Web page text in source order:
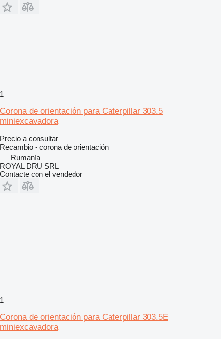
1
Corona de orientación para Caterpillar 303.5
miniexcavadora
Precio a consultar
Recambio - corona de orientación
Rumanía
ROYAL DRU SRL
Contacte con el vendedor
1
Corona de orientación para Caterpillar 303.5E
miniexcavadora